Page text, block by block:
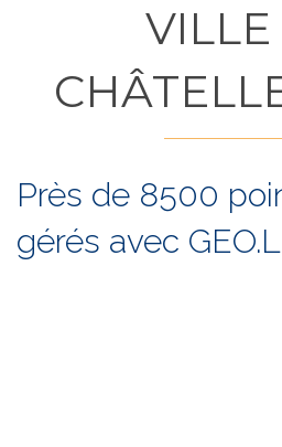
VILLE
Près de 8500
gérés avec